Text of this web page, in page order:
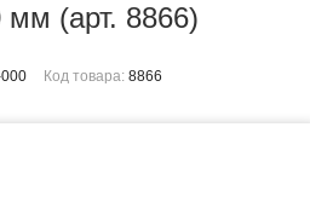
мм (арт. 8866)
Код товара: 8866